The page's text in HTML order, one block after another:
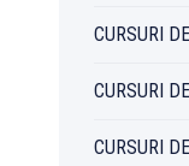
CURSURI
CURSURI
CURSURI